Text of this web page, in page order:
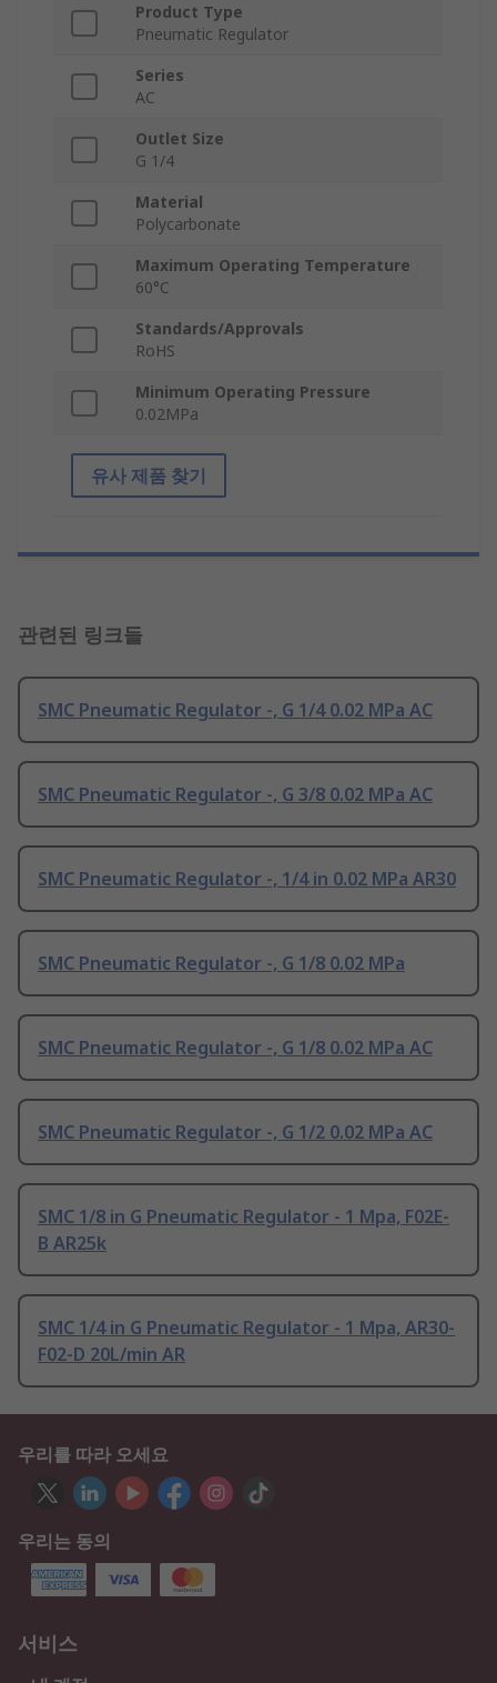
Product Type
Pneumatic Regulator
Series
AC
Outlet Size
G 1/4
Material
Polycarbonate
Maximum Operating Temperature
60°C
Standards/Approvals
RoHS
Minimum Operating Pressure
0.02MPa
유사 제품 찾기
관련된 링크들
SMC Pneumatic Regulator -, G 1/4 0.02 MPa AC
SMC Pneumatic Regulator -, G 3/8 0.02 MPa AC
SMC Pneumatic Regulator -, 1/4 in 0.02 MPa AR30
SMC Pneumatic Regulator -, G 1/8 0.02 MPa
SMC Pneumatic Regulator -, G 1/8 0.02 MPa AC
SMC Pneumatic Regulator -, G 1/2 0.02 MPa AC
SMC 1/8 in G Pneumatic Regulator - 1 Mpa, F02E-
B AR25k
SMC 1/4 in G Pneumatic Regulator - 1 Mpa, AR30-
F02-D 20L/min AR
우리를 따라 오세요
우리는 동의
서비스